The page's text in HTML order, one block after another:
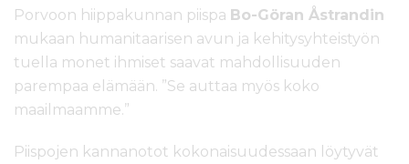
Porvoon hiippakunnan piispa Bo-Göran Åstrandin
mukaan humanitaarisen avun ja kehitysyhteistyön
tuella monet ihmiset saavat mahdollisuuden
parempaa elämään. ”Se auttaa myös koko
maailmaamme.”
Piispojen kannanotot kokonaisuudessaan löytyvät